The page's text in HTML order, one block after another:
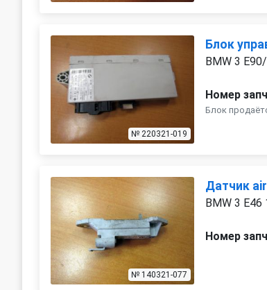
№ 220321-019
Блок
BMW 3
Номер
Блок
№ 140321-077
Датчик
BMW 3 E46
Номер